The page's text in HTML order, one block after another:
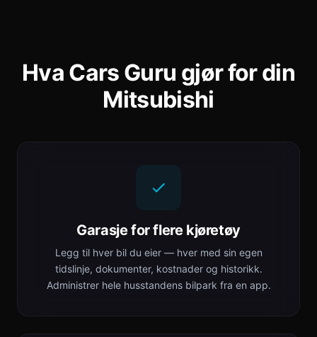
Hva Cars Guru gjør for din
Mitsubishi
Garasje for flere kjøretøy
Legg til hver bil du eier — hver med sin egen
tidslinje, dokumenter, kostnader og historikk.
Administrer hele husstandens bilpark fra en app.